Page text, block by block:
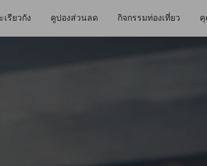
รียวกัง คูปองส่วนลด กิจกรรมท่องเที่ยว